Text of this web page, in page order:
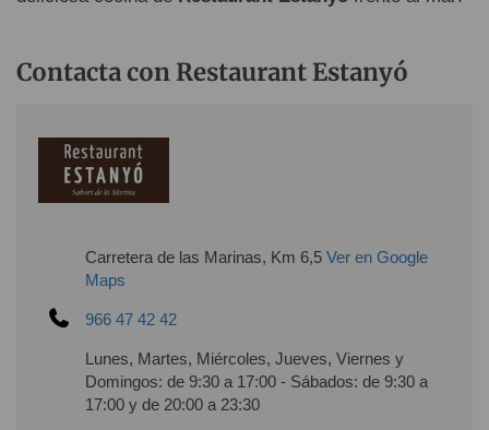
Contacta con Restaurant Estanyó
Carretera de las Marinas, Km 6,5 Ver en Google
Maps
966 47 42 42
Lunes, Martes, Miércoles, Jueves, Viernes y
Domingos: de 9:30 a 17:00 - Sábados: de 9:30 a
17:00 y de 20:00 a 23:30